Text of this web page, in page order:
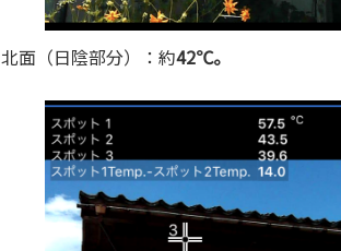
北面（日陰部分）：約42℃。